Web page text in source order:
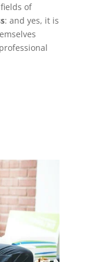
of
: and yes, it is